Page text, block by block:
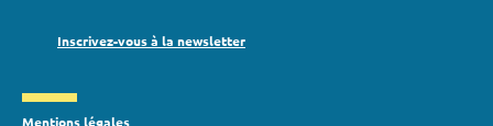
Inscrivez-vous à la newsletter
Mentions légales